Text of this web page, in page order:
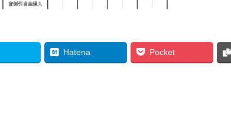
Hatena Pocket